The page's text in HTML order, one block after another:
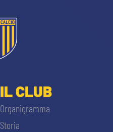
IL CLUB
Organigramma
Storia